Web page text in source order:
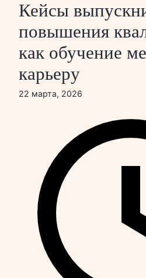
Кейсы
повышения
как обучение
карьеру
22 марта, 2026